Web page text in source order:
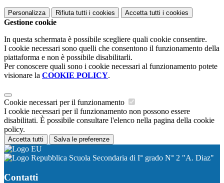
Personalizza Rifiuta tutti i cookies Accetta tutti i cookies
Gestione cookie
In questa schermata è possibile scegliere quali cookie consentire.
I cookie necessari sono quelli che consentono il funzionamento della
piattaforma e non è possibile disabilitarli.
Per conoscere quali sono i cookie necessari al funzionamento potete
visionare la COOKIE POLICY.
Cookie necessari per il funzionamento
I cookie necessari per il funzionamento non possono essere
disabilitati. È possibile consultare l'elenco nella pagina della cookie
policy.
Accetta tutti Salva le preferenze
Scuola Secondaria di I° grado N° 2 "A. Diaz"
Contatti